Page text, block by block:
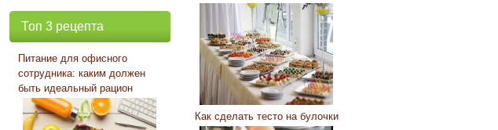
Топ 3 рецепта
Питание для офисного
сотрудника: каким должен
быть идеальный рацион
Как сделать тесто на булочки